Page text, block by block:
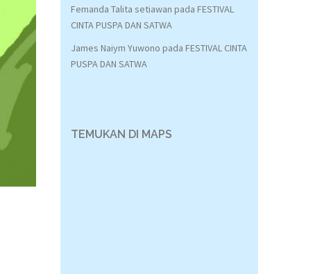
Femanda Talita setiawan pada FESTIVAL
CINTA PUSPA DAN SATWA
James Naiym Yuwono pada FESTIVAL CINTA
PUSPA DAN SATWA
TEMUKAN DI MAPS